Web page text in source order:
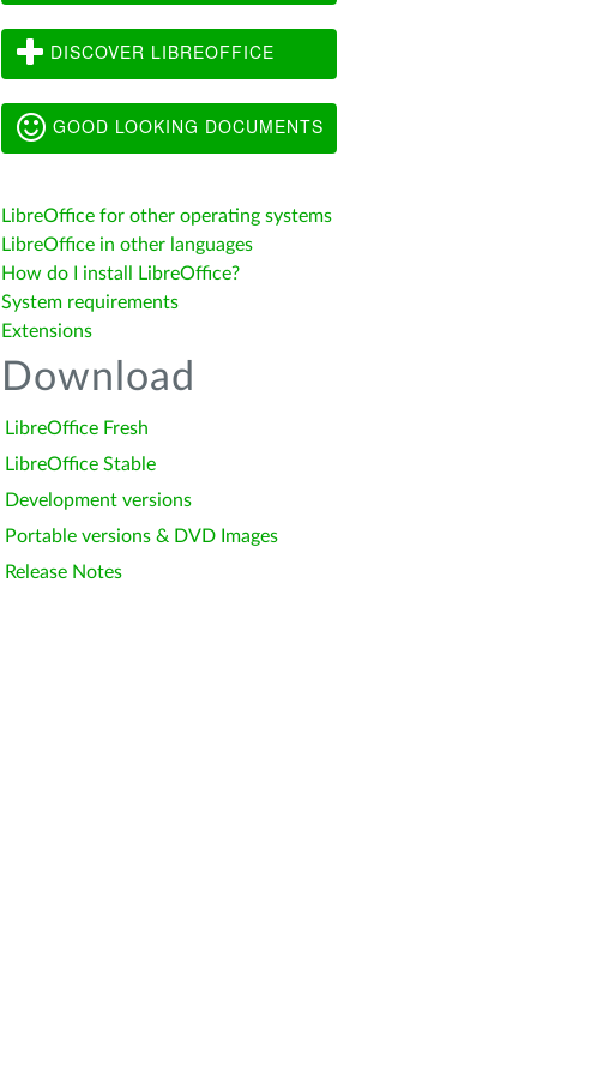
DISCOVER LIBREOFFICE
GOOD LOOKING DOCUMENTS
LibreOffice for other operating systems
LibreOffice in other languages
How do I install LibreOffice?
System requirements
Extensions
Download
LibreOffice Fresh
LibreOffice Stable
Development versions
Portable versions & DVD Images
Release Notes